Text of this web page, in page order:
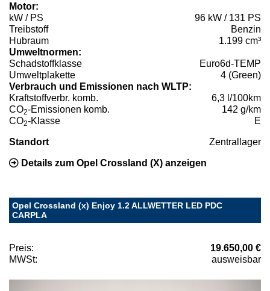
Motor:
kW / PS
96 kW / 131 PS
Treibstoff
Benzin
Hubraum
1.199 cm³
Umweltnormen:
Schadstoffklasse
Euro6d-TEMP
Umweltplakette
4 (Green)
Verbrauch und Emissionen nach WLTP:
Kraftstoffverbr. komb.
6,3 l/100km
CO2-Emissionen komb.
142 g/km
CO2-Klasse E
Standort Zentrallager
Details zum Opel Crossland (X) anzeigen
Opel Crossland (x) Enjoy 1.2 ALLWETTER LED PDC
CARPLA
Preis:
19.650,00 €
MWSt:
ausweisbar